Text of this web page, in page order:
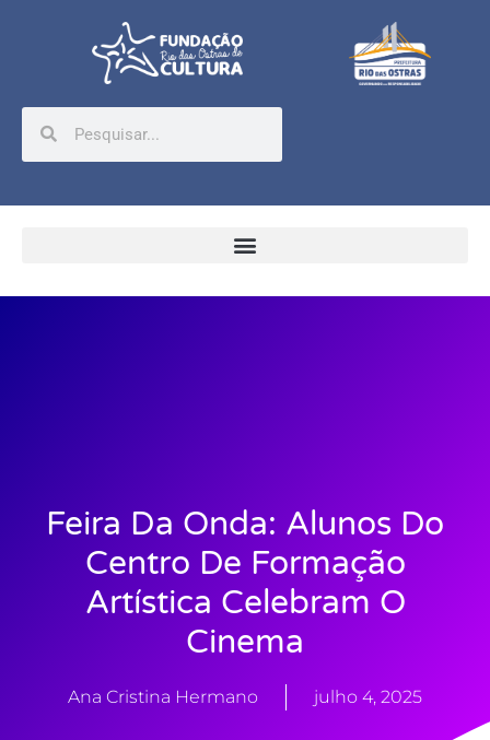
Feira Da Onda: Alunos Do
Centro De Formação
Artística Celebram O
Cinema
Ana Cristina Hermano julho 4, 2025